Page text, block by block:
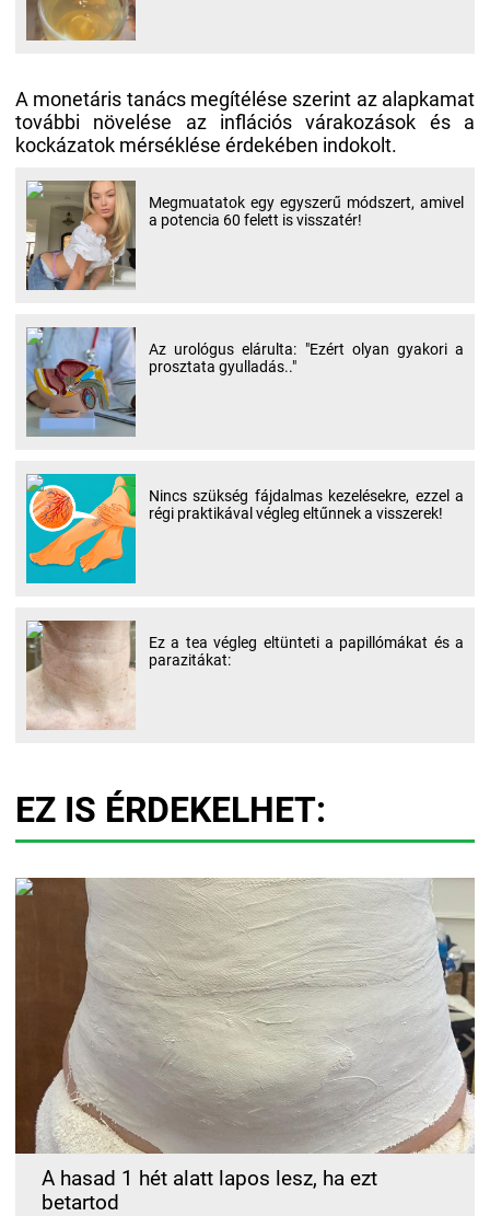
A monetáris tanács megítélése szerint az alapkamat
további növelése az inflációs várakozások és a
kockázatok mérséklése érdekében indokolt.
Megmuatatok egy egyszerű módszert, amivel
a potencia 60 felett is visszatér!
Az urológus elárulta: "Ezért olyan gyakori a
prosztata gyulladás.."
Nincs szükség fájdalmas kezelésekre, ezzel a
régi praktikával végleg eltűnnek a visszerek!
Ez a tea végleg eltünteti a papillómákat és a
parazitákat:
EZ IS ÉRDEKELHET:
A hasad 1 hét alatt lapos lesz, ha ezt
betartod